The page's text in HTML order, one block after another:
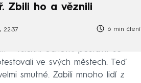
Zbili ho a věznili
22:37 6 min čtení
– všichni ochotní postavit se
ve svých městech. Teď
smutné. Zabili mnoho lidí z